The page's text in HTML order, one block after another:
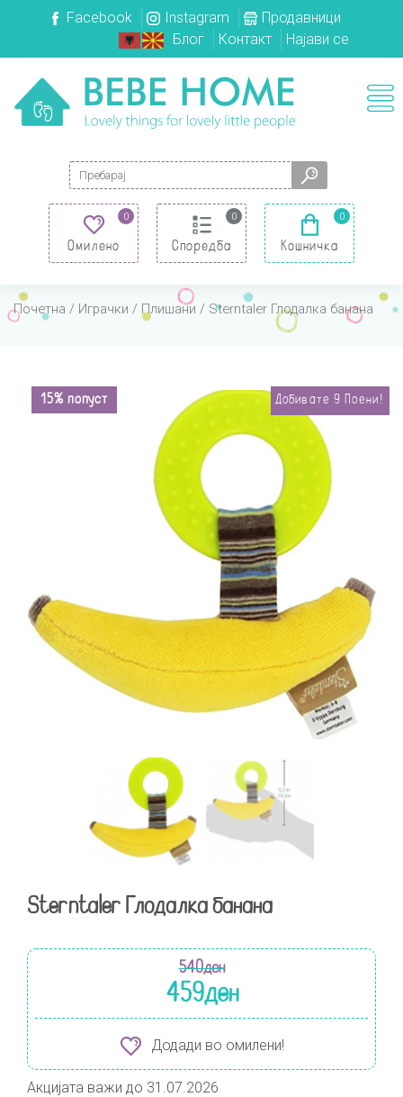
Facebook Instagram
Продавници
Блог
Контакт Најави се
Search for:
0
Омилено
0
Споредба
0
Кошничка
Почетна / Играчки / Плишани / Sterntaler Глодалка банана
15% попуст Добивате9 Поени!
Sterntaler Глодалка банана
540ден
459ден
Додади во омилени!
Акцијата важи до 31.07.2026